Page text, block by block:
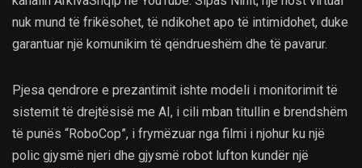
nuk mund të frikësohet, të ndikohet apo të intimidohet, duke
garantuar një komunikim të qëndrueshëm dhe të pavarur.
Pjesa qendrore e prezantimit ishte modeli i monitorimit të
sistemit të drejtësisë me AI, i cili mban titullin e brendshëm
të punës “RoboCop”, i frymëzuar nga filmi i njohur ku një
polic gjysmë njeri dhe gjysmë robot lufton kundër një